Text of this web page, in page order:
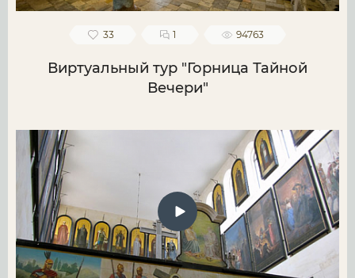
33 1 94763
Виртуальный тур "Горница Тайной
Вечери"